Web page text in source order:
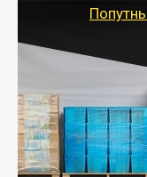
Газель (1,5 и 3
от 5000